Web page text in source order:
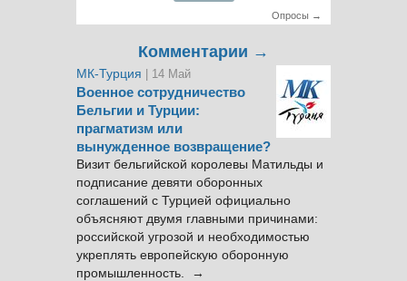
Опросы →
Комментарии →
МК-Турция | 14 Май
Военное сотрудничество
Бельгии и Турции:
прагматизм или
вынужденное возвращение?
Визит бельгийской королевы Матильды и
подписание девяти оборонных
соглашений с Турцией официально
объясняют двумя главными причинами:
российской угрозой и необходимостью
укреплять европейскую оборонную
промышленность. →